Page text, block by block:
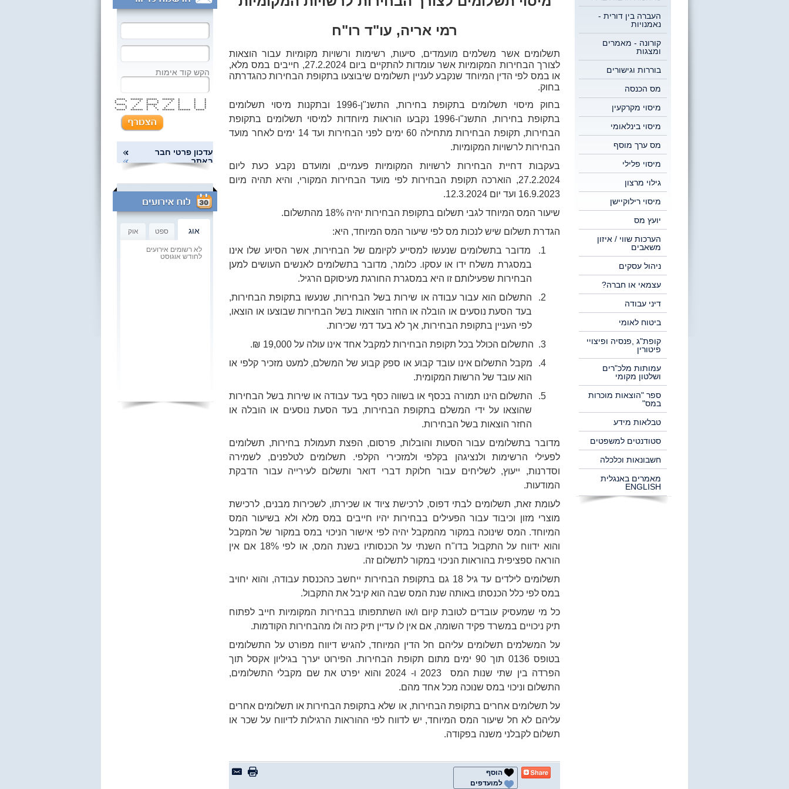
העברה בין דורית -
נאמנויות
קורונה - מאמרים
ומצגות
בוררות וגישורים
מס הכנסה
מיסוי מקרקעין
מיסוי בינלאומי
מס ערך מוסף
מיסוי פלילי
גילוי מרצון
מיסוי רילוקיישן
יועץ מס
הערכות שווי / איזון
משאבים
ניהול עסקים
עצמאי או חברה?
דיני עבודה
ביטוח לאומי
קופת"ג ,פנסיה ופיצויי
פיטורין
עמותות מלכ"רים
ושלטון מקומי
ספר "הוצאות מוכרות
במס"
טבלאות מידע
סטודנטים למשפטים
חשבונאות וכלכלה
מאמרים באנגלית
ENGLISH
רמי אריה, עו"ד רו"ח
תשלומים אשר משלמים מועמדים, סיעות, רשימות ורשויות מקומיות עבור הוצאות
לצורך הבחירות המקומיות אשר עומדות להתקיים ביום 27.2.2024, חייבים במס מלא,
או במס לפי הדין המיוחד שנקבע לעניין תשלומים שיבוצעו בתקופת הבחירות כהגדרתה
בחוק.
בחוק מיסוי תשלומים בתקופת בחירות, התשנ"ן-1996 ובתקנות מיסוי תשלומים
בתקופת בחירות, התשנ"ו-1996 נקבעו הוראות מיוחדות למיסוי תשלומים בתקופת
הבחירות, תקופת הבחירות מתחילה 60 ימים לפני הבחירות ועד 14 ימים לאחר מועד
הבחירות לרשויות המקומיות.
בעקבות דחיית הבחירות לרשויות המקומיות פעמיים, ומועדם נקבע כעת ליום
27.2.2024, הוארכה תקופת הבחירות לפי מועד הבחירות המקורי, והיא תהיה מיום
16.9.2023 ועד יום 12.3.2024.
שיעור המס המיוחד לגבי תשלום בתקופת הבחירות יהיה 18% מהתשלום.
הגדרת תשלום שיש לנכות מס לפי שיעור המס המיוחד, היא:
1. מדובר בתשלומים שנעשו למסייע לקיומם של הבחירות, אשר הסיוע שלו אינו
במסגרת משלח ידו או עסקו. כלומר, מדובר בתשלומים לאנשים העושים למען
הבחירות שפעילותם זו היא במסגרת החורגת מעיסוקם הרגיל.
2. התשלום הוא עבור עבודה או שירות בשל הבחירות, שנעשו בתקופת הבחירות,
בעד הסעת נוסעים או הובלה או החזר הוצאות בשל הבחירות שבוצעו או הוצאו,
לפי העניין בתקופת הבחירות, אך לא בעד דמי שכירות.
3. התשלום הכולל בכל תקופת הבחירות למקבל אחד אינו עולה על 19,000 ₪.
4. מקבל התשלום אינו עובד קבוע או ספק קבוע של המשלם, למעט מזכיר קלפי או
הוא עובד של הרשות המקומית.
5. התשלום הינו תמורה בכסף או בשווה כסף בעד עבודה או שירות בשל הבחירות
שהוצאו על ידי המשלם בתקופת הבחירות, בעד הסעת נוסעים או הובלה או
החזר הוצאות בשל הבחירות.
מדובר בתשלומים עבור הסעות והובלות, פרסום, הפצת תעמולת בחירות, תשלומים
לפעילי הרשימות ולנציגהן בקלפי ולמזכירי הקלפי. תשלומים לטלפנים, לשמירה
וסדרנות, ייעוץ, לשליחים עבור חלוקת דברי דואר ותשלום לעירייה עבור הדבקת
המודעות.
לעומת זאת, תשלומים לבתי דפוס, לרכישת ציוד או שכירתו, לשכירות מבנים, לרכישת
מוצרי מזון וכיבוד עבור הפעילים בבחירות יהיו חייבים במס מלא ולא בשיעור המס
המיוחד. המס שינוכה במקור מהמקבל יהיה לפי אישור הניכוי במס במקור של המקבל
והוא ידווח על התקבול בדו"ח השנתי על הכנסותיו בשנת המס, או לפי 18% אם אין
הוראה ספציפית בהוראות הניכוי במקור לתשלום זה.
תשלומים לילדים עד גיל 18 גם בתקופת הבחירות ייחשב כהכנסת עבודה, והוא יחויב
במס לפי כלל הכנסתו באותה שנת המס שבה הוא קיבל את התקבול.
כל מי שמעסיק עובדים לטובת קיום ו/או השתתפותו בבחירות המקומיות חייב לפתוח
תיק ניכויים במשרד פקיד השומה, אם אין לו עדיין תיק כזה ולו מהבחירות הקודמות.
על המשלמים תשלומים עליהם חל הדין המיוחד, להגיש דיווח מפורט על התשלומים
בטופס 0136 תוך 90 ימים מתום תקופת הבחירות. הפירוט יערך בגיליון אקסל תוך
הפרדה בין שתי שנות המס 2023 ו- 2024 והוא יפרט את שם מקבלי התשלומים,
התשלום וניכוי במס שנוכה מכל אחד מהם.
על תשלומים אחרים בתקופת הבחירות, או שלא בתקופת הבחירות או תשלומים אחרים
עליהם לא חל שיעור המס המיוחד, יש לדווח לפי ההוראות הרגילות לדיווח על שכר או
תשלום לקבלני משנה בפקודה.
הוסף
למועדפים
הקש קוד אימות
***** ******* ****** ******* * * *
* * * * * * * * *
* * * * * * * *
***** * ****** * * * *
* * * * * * * *
* * * * * * * * *
***** ******* * * ******* ******* *****
עדכון פרטי חבר
באתר
אוג ספט אוק
לא רשומים אירועים
לחודש אוגוסט